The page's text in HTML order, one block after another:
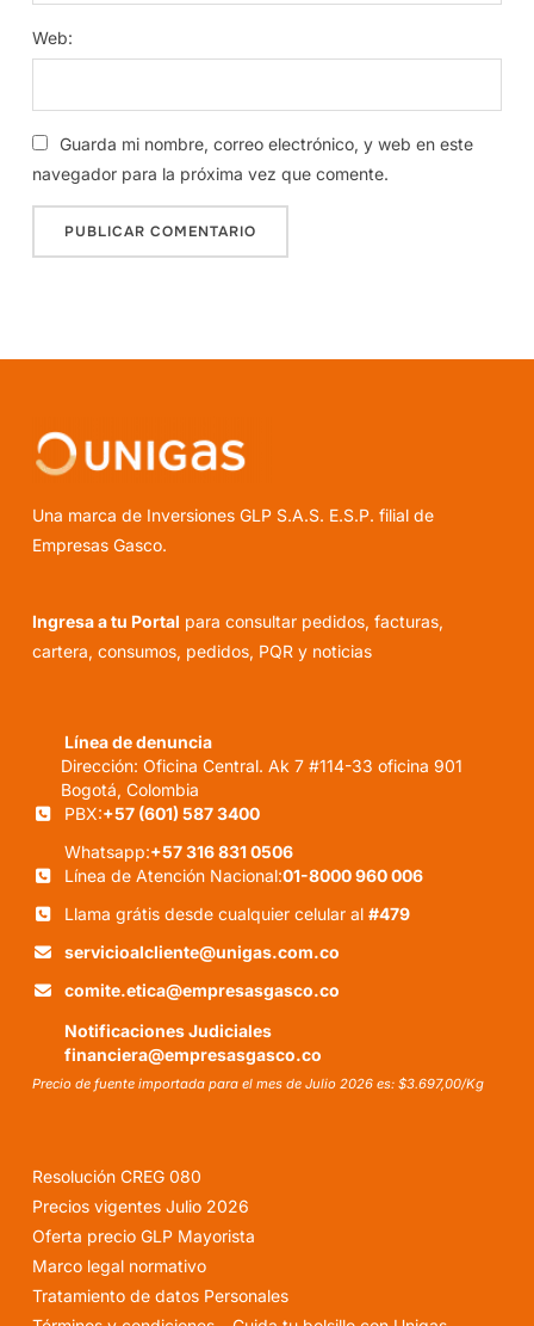
Web:
Guarda mi nombre, correo electrónico, y web en este
navegador para la próxima vez que comente.
Una marca de Inversiones GLP S.A.S. E.S.P. filial de
Empresas Gasco.
Ingresa a tu Portal para consultar pedidos, facturas,
cartera, consumos, pedidos, PQR y noticias
Línea de denuncia
Dirección: Oficina Central. Ak 7 #114-33 oficina 901
Bogotá, Colombia
PBX:+57 (601) 587 3400
Whatsapp:+57 316 831 0506
Línea de Atención Nacional:01-8000 960 006
Llama grátis desde cualquier celular al#479
servicioalcliente@unigas.com.co
comite.etica@empresasgasco.co
Notificaciones Judiciales
financiera@empresasgasco.co
Precio de fuente importada para el mes de Julio 2026 es: $3.697,00/Kg
Resolución CREG 080
Precios vigentes Julio 2026
Oferta precio GLP Mayorista
Marco legal normativo
Tratamiento de datos Personales